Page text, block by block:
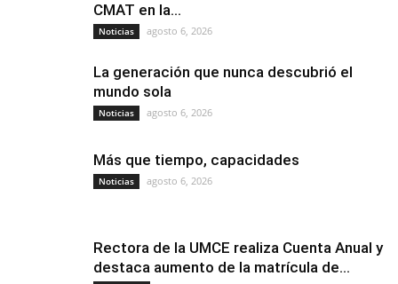
CMAT en la...
Noticias agosto 6, 2026
La generación que nunca descubrió el
mundo sola
Noticias agosto 6, 2026
Más que tiempo, capacidades
Noticias agosto 6, 2026
Rectora de la UMCE realiza Cuenta Anual y
destaca aumento de la matrícula de...